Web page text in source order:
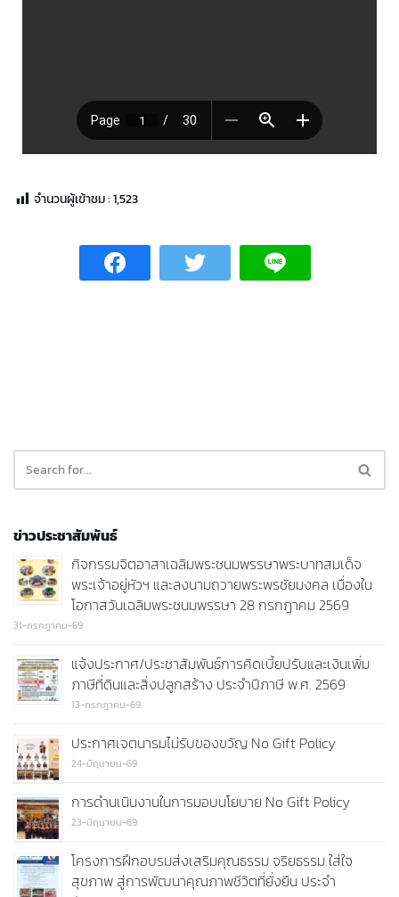
จำนวนผู้เข้าชม :1,523
ข่าวประชาสัมพันธ์
กิจกรรมจิตอาสาเฉลิมพระชนมพรรษาพระบาทสมเด็จ
พระเจ้าอยู่หัวฯ และลงนามถวายพระพรชัยมงคล เนื่องใน
โอกาสวันเฉลิมพระชนมพรรษา 28 กรกฎาคม 2569
31-กรกฎาคม-69
แจ้งประกาศ/ประชาสัมพันธ์การคิดเบี้ยปรับและเงินเพิ่ม
ภาษีที่ดินและสิ่งปลูกสร้าง ประจำปีภาษี พ.ศ. 2569
13-กรกฎาคม-69
ประกาศเจตนารมไม่รับของขวัญ No Gift Policy
24-มิถุนายน-69
การดำนเนินงานในการมอบนโยบาย No Gift Policy
23-มิถุนายน-69
โครงการฝึกอบรมส่งเสริมคุณธรรม จริยธรรม ใส่ใจ
สุขภาพ สู่การพัฒนาคุณภาพชีวิตที่ยั่งยืน ประจำ